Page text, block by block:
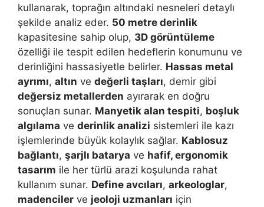
kullanarak, toprağın altındaki nesneleri detaylı
şekilde analiz eder. 50 metre derinlik
kapasitesine sahip olup, 3D görüntüleme
özelliği ile tespit edilen hedeflerin konumunu ve
derinliğini hassasiyetle belirler. Hassas metal
ayrımı, altın ve değerli taşları, demir gibi
değersiz metallerden ayırarak en doğru
sonuçları sunar. Manyetik alan tespiti, boşluk
algılama ve derinlik analizi sistemleri ile kazı
işlemlerinde büyük kolaylık sağlar. Kablosuz
bağlantı, şarjlı batarya ve hafif, ergonomik
tasarım ile her türlü arazi koşulunda rahat
kullanım sunar. Define avcıları, arkeologlar,
madenciler ve jeoloji uzmanları için